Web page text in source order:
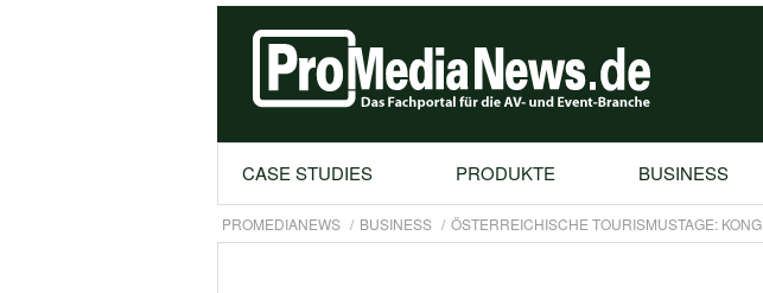
CASE STUDIES PRODUKTE BUSINESS
PROMEDIANEWS BUSINESS ÖSTERREICHISCHE TOURISMUSTAGE: